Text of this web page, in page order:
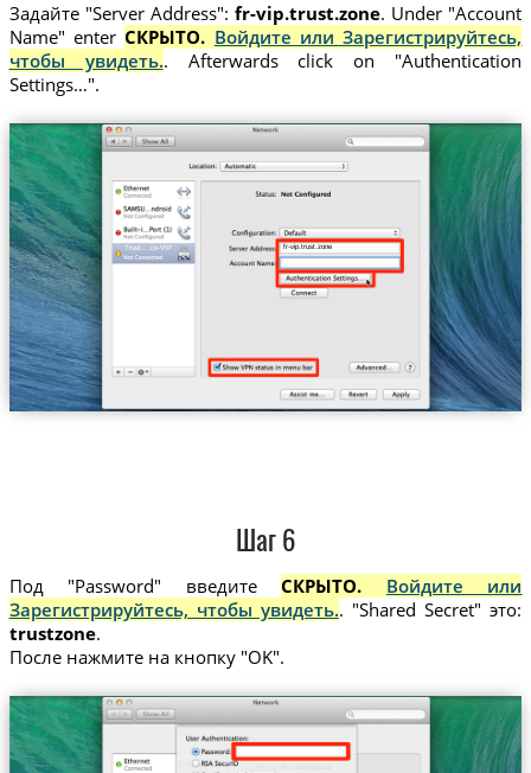
Задайте "Server Address":fr-vip.trust.zone. Under "Account
Name" enterСКРЫТО. Войдите или Зарегистрируйтесь,
чтобы увидеть.. Afterwards click on "Authentication
Settings…".
Trust....ce-VIP fr-vip.trust.zone
Шаг 6
Под "Password" введитеСКРЫТО. Войдите или
Зарегистрируйтесь, чтобы увидеть.. "Shared Secret" это:
trustzone.
После нажмите на кнопку "OK".